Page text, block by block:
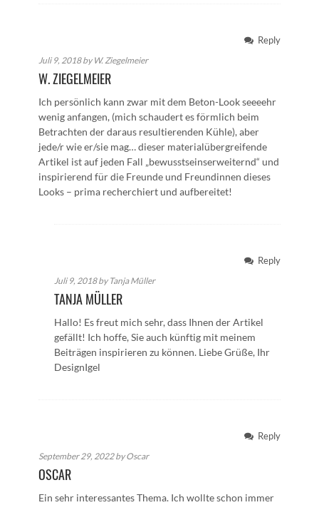
Juli 9, 2018 by W. Ziegelmeier
W. ZIEGELMEIER
Ich persönlich kann zwar mit dem Beton-Look seeeehr
wenig anfangen, (mich schaudert es förmlich beim
Betrachten der daraus resultierenden Kühle), aber
jede/r wie er/sie mag… dieser materialübergreifende
Artikel ist auf jeden Fall „bewusstseinserweiternd“ und
inspirierend für die Freunde und Freundinnen dieses
Looks – prima recherchiert und aufbereitet!
Reply
Juli 9, 2018 by Tanja Müller
TANJA MÜLLER
Hallo! Es freut mich sehr, dass Ihnen der Artikel
gefällt! Ich hoffe, Sie auch künftig mit meinem
Beiträgen inspirieren zu können. Liebe Grüße, Ihr
DesignIgel
Reply
September 29, 2022 by Oscar
OSCAR
Ein sehr interessantes Thema. Ich wollte schon immer
Reply